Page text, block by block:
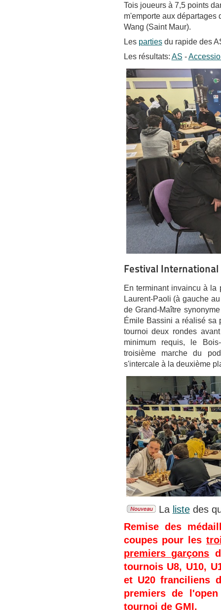
Tois joueurs à 7,5 points
m'emporte aux départages
Wang (Saint Maur).
Les partiesdu rapide des
Les résultats: AS -
Festival International
En terminant invaincu à la
Laurent-Paoli (à gauche
de Grand-Maître
Émile Bassini a réalisé sa
tournoi deux rondes
minimum requis, le
troisième marche du
s'intercale à la deuxième
La listedes
Remise des
coupes pour les
premiers garçons
tournois U8, U10,
et U20 franciliens
premiers de
tournoi de GMI.